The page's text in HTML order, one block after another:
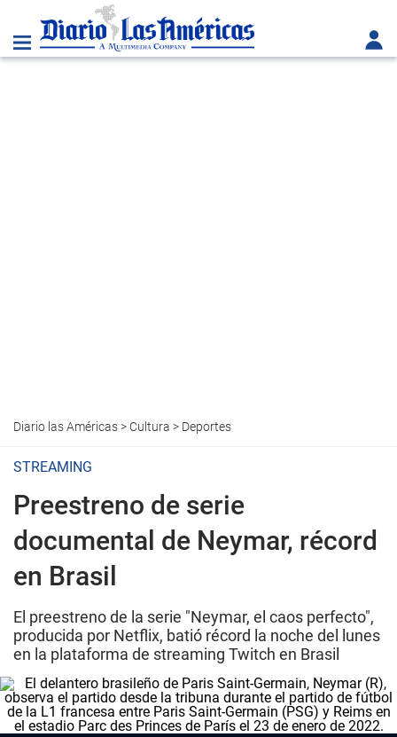
Diario las Américas> Cultura > Deportes
STREAMING
Preestreno de serie
documental de Neymar, récord
en Brasil
El preestreno de la serie "Neymar, el caos perfecto",
producida por Netflix, batió récord la noche del lunes
en la plataforma de streaming Twitch en Brasil